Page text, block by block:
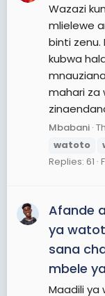
Wazazi
mlielewe
binti zenu.
kubwa
mahari za
Mbabani
watoto
Replies: 61
Afande
ya
sana
mbele
Maadili